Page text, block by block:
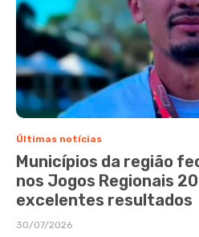
Últimas notícias
Municípios da região
nos Jogos Regionais
excelentes resultados
30/07/2026